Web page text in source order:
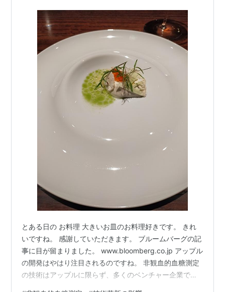
とある日の お料理 大きいお皿のお料理好きです。 きれ
いですね。 感謝していただきます。 ブルームバーグの記
事に目が留まりました。 www.bloomberg.co.jp アップル
の開発はやはり注目されるのですね。 非観血的血糖測定
の技術はアップルに限らず、多くのベンチャー企業で開